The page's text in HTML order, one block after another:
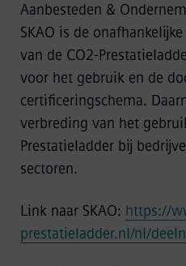
Aanbesteden &
SKAO is de
van de CO2-
voor het gebruik en de
certificeringschema.
verbreding van het
Prestatieladder bij
sectoren.
Link naar SKAO: https://
prestatieladder.nl/nl/